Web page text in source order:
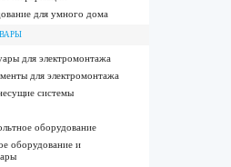
для умного дома
для электромонтажа
для электромонтажа
системы
оборудование
оборудование и